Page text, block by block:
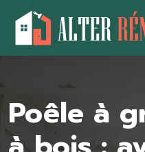
Poêle à